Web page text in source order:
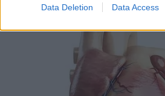
Data Deletion Data Access